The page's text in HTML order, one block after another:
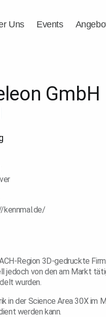
Uns Events
GmbH
kennmal.de/
Region 3D-gedruckte
jedoch von den am Markt
wurden.
in der Science Area 30X im
werden kann.